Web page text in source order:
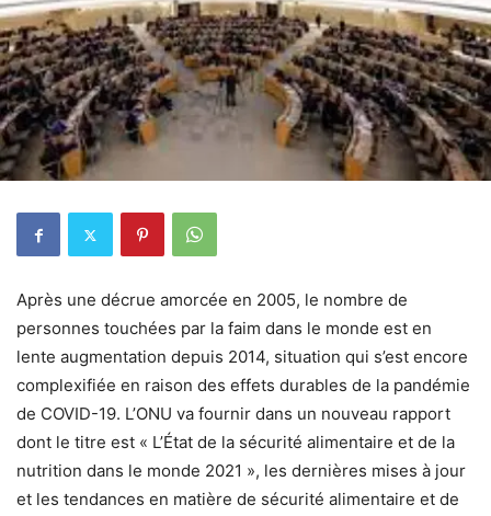
Après une décrue amorcée en 2005, le nombre de
personnes touchées par la faim dans le monde est en
lente augmentation depuis 2014, situation qui s’est encore
complexifiée en raison des effets durables de la pandémie
de COVID-19. L’ONU va fournir dans un nouveau rapport
dont le titre est « L’État de la sécurité alimentaire et de la
nutrition dans le monde 2021 », les dernières mises à jour
et les tendances en matière de sécurité alimentaire et de